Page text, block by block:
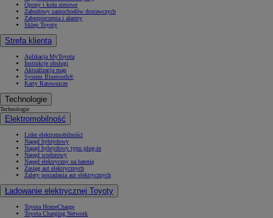
Opony i koła zimowe
Zabudowy samochodów dostawczych
Zabezpieczenia i alarmy
Sklep Toyoty
Strefa klienta
Aplikacja MyToyota
Instrukcje obsługi
Aktualizacja map
System Bluetooth®
Karty Ratownicze
Technologie
Technologie
Elektromobilność
Lider elektromobilności
Napęd hybrydowy
Napęd hybrydowy typu plug-in
Napęd wodorowy
Napęd elektryczny na baterię
Zasięg aut elektrycznych
Zalety posiadania aut elektrycznych
Ładowanie elektrycznej Toyoty
Toyota HomeCharge
Toyota Charging Network